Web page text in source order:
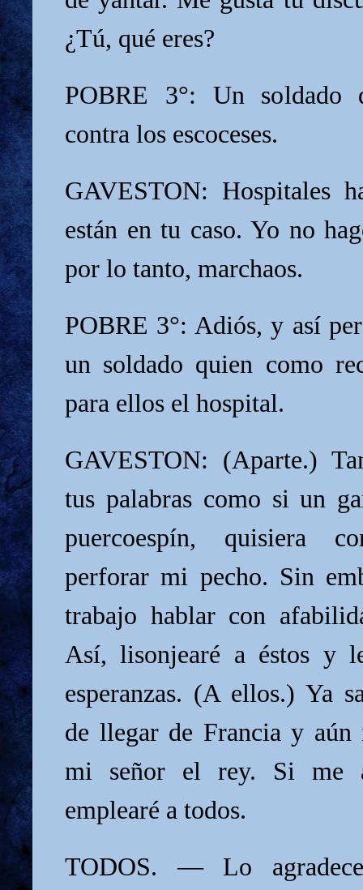
¿Tú, qué eres?
POBRE 3°: Un soldado
contra los escoceses.
GAVESTON: Hospitales
están en tu caso. Yo no
por lo tanto, marchaos.
POBRE 3°: Adiós, y así
un soldado quien como
para ellos el hospital.
GAVESTON: (Aparte.)
tus palabras como si un
puercoespín, quisiera
perforar mi pecho. Sin
trabajo hablar con
Así, lisonjearé a éstos y
esperanzas. (A ellos.) Ya
de llegar de Francia y aún
mi señor el rey. Si me
emplearé a todos.
TODOS. — Lo